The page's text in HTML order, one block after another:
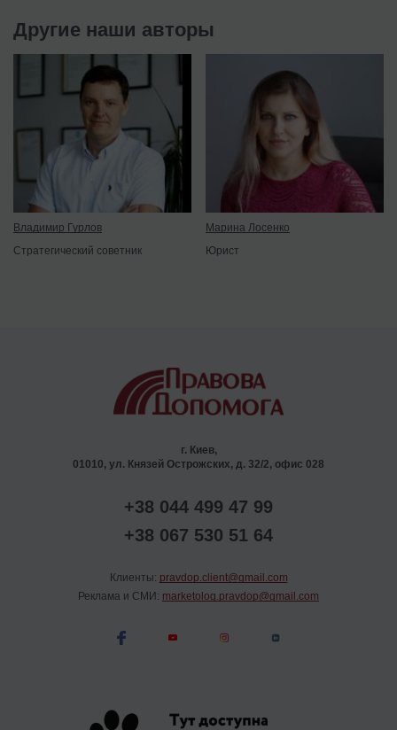
Другие наши авторы
Владимир Гурлов
Стратегический советник
Марина Лосенко
Юрист
г. Киев,
01010, ул. Князей Острожских, д. 32/2, офис 028
+38 044 499 47 99
+38 067 530 51 64
Клиенты: pravdop.client@gmail.com
Реклама и СМИ: marketolog.pravdop@gmail.com